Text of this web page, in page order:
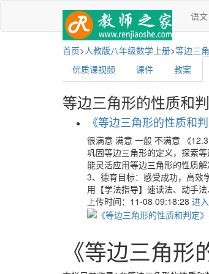
语文
首页>人教版八年级数学上册>等边三
优质课视频
课件 教案
等边三角形的性质和
《等边三角形的性质
很满意 满意 一般 不满意 《
巩固等边三角形的定义，探索
能灵活应用等边三角形的性质
3、德育目标：感受成功，高效
用【学法指导】速读法、动手法
上传时间：11-08 09:18:28 进
《等边三角